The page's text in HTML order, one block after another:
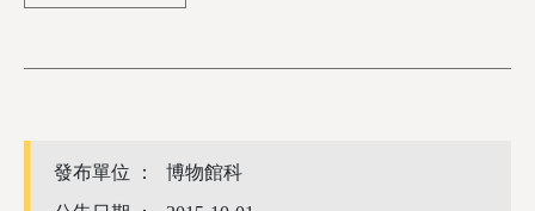
發布單位 ：
博物館科